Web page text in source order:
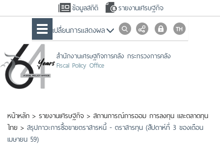
ข้อมูลสถิติ รายงานเศรษฐกิจ
เปลื่ยนการแสดงผล
สำนักงานเศรษฐกิจการคลัง กระทรวงการคลัง
Fiscal Policy Office
หน้าหลัก > รายงานเศรษฐกิจ > สถานการณ์การออม การลงทุน และตลาดทุน
ไทย > สรุปภาวะการซื้อขายตราสารหนี้ - ตราสารทุน (สัปดาห์ที่ 3 ของเดือน
เมษายน 59)